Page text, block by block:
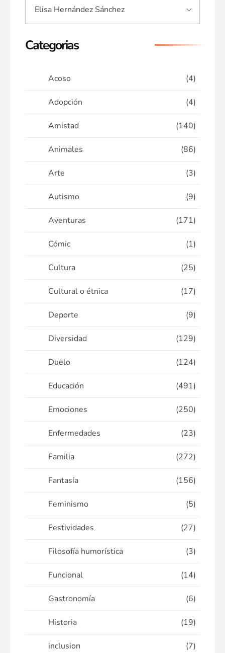
Categorias
Acoso (4)
Adopción (4)
Amistad (140)
Animales (86)
Arte (3)
Autismo (9)
Aventuras (171)
Cómic (1)
Cultura (25)
Cultural o étnica (17)
Deporte (9)
Diversidad (129)
Duelo (124)
Educación (491)
Emociones (250)
Enfermedades (23)
Familia (272)
Fantasía (156)
Feminismo (5)
Festividades (27)
Filosofía humorística (3)
Funcional (14)
Gastronomía (6)
Historia (19)
inclusion (7)